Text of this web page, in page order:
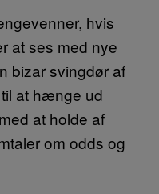
hvis
at ses med nye
bizar svingdør af
at hænge ud
at holde af
om odds og